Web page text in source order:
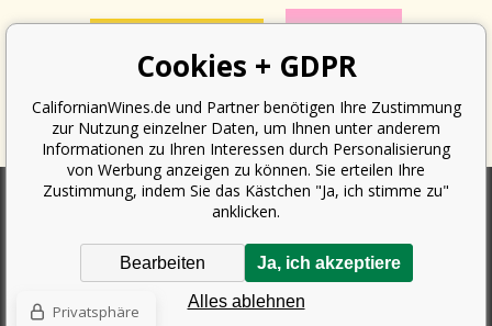
verpflichtet, dem Käufer eine Quittung auszustellen. Gleichzeitig ist er
verpflichtet, den erhaltenen Umsatz online beim Finanzamt zu erfassen;
im Falle eines technischen Ausfalls dann spätestens innerhalb von 48
Stunden.
Copyright ©Californian Wines Export s.r.o.
Cookies + GDPR
CalifornianWines.de und Partner benötigen Ihre Zustimmung
zur Nutzung einzelner Daten, um Ihnen unter anderem
Informationen zu Ihren Interessen durch Personalisierung
von Werbung anzeigen zu können. Sie erteilen Ihre
Zustimmung, indem Sie das Kästchen "Ja, ich stimme zu"
anklicken.
Alles ablehnen
Ja, ich akzeptiere
Bearbeiten
Privatsphäre